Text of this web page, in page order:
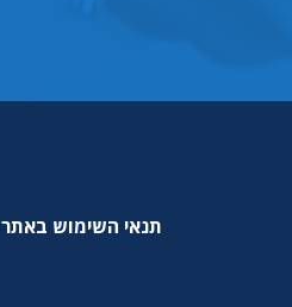
תנאי השימוש באתר